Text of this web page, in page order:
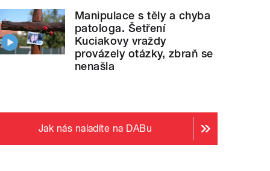
Manipulace s těly a chyba
patologa. Šetření
Kuciakovy vraždy
provázely otázky, zbraň se
nenašla
Jak nás naladíte na DABu